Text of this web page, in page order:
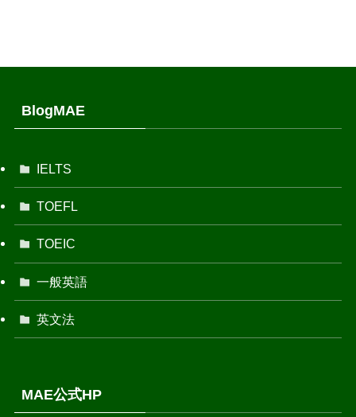
BlogMAE
IELTS
TOEFL
TOEIC
一般英語
英文法
MAE公式HP